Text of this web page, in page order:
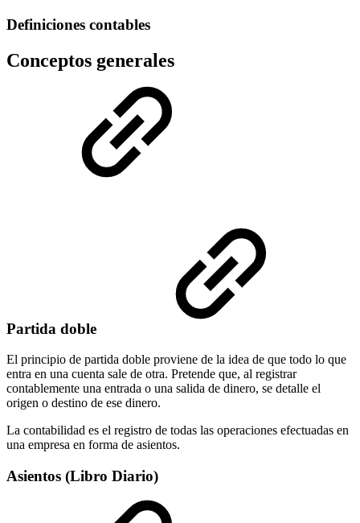
Definiciones contables
Conceptos generales
Partida doble
El principio de partida doble proviene de la idea de que todo lo que
entra en una cuenta sale de otra. Pretende que, al registrar
contablemente una entrada o una salida de dinero, se detalle el
origen o destino de ese dinero.
La contabilidad es el registro de todas las operaciones efectuadas en
una empresa en forma de asientos.
Asientos (Libro Diario)